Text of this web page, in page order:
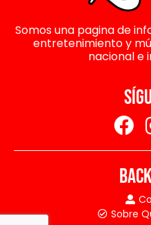
Somos una pagina de
entretenimiento y
nacional e
Sobre